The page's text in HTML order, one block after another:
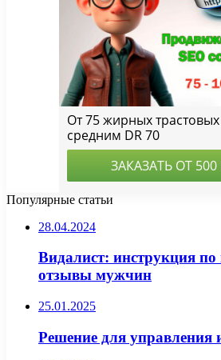
Популярные статьи
28.04.2024
Видалист: инструкция
отзывы мужчин
25.01.2025
Решение для управления